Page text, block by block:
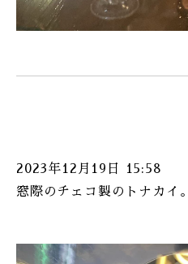
2023年12月19日 15:58
窓際のチェコ製のトナカイ。